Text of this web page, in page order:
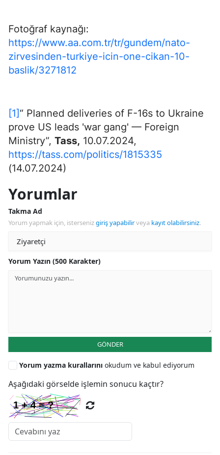
Fotoğraf kaynağı:
https://www.aa.com.tr/tr/gundem/nato-
zirvesinden-turkiye-icin-one-cikan-10-
baslik/3271812
[1]“ Planned deliveries of F-16s to Ukraine
prove US leads 'war gang' — Foreign
Ministry”, Tass, 10.07.2024,
https://tass.com/politics/1815335
(14.07.2024)
Yorumlar
Takma Ad
Yorum yapmak için, istersenizgiriş yapabilirveya kayıt olabilirsiniz.
Yorum Yazın (500 Karakter)
GÖNDER
Yorum yazma kurallarını okudum ve kabul ediyorum
Aşağıdaki görselde işlemin sonucu kaçtır?